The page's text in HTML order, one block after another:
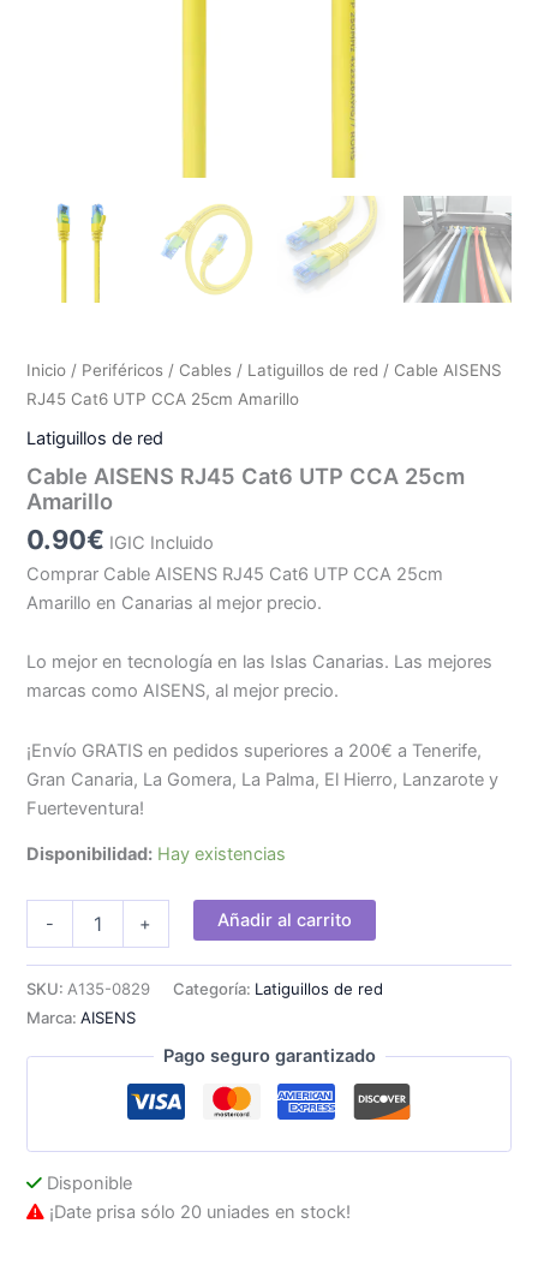
Inicio / Periféricos / Cables / Latiguillos de red / Cable AISENS
RJ45 Cat6 UTP CCA 25cm Amarillo
Latiguillos de red
Cable AISENS RJ45 Cat6 UTP CCA 25cm
Amarillo
0.90€ IGIC Incluido
Comprar Cable AISENS RJ45 Cat6 UTP CCA 25cm
Amarillo en Canarias al mejor precio.
Lo mejor en tecnología en las Islas Canarias. Las mejores
marcas como AISENS, al mejor precio.
¡Envío GRATIS en pedidos superiores a 200€ a Tenerife,
Gran Canaria, La Gomera, La Palma, El Hierro, Lanzarote y
Fuerteventura!
Disponibilidad: Hay existencias
-
Cat6
CCA
25cm
+ Añadir al carrito
SKU: A135-0829 Categoría: Latiguillos de red
Marca:AISENS
Pago seguro garantizado
Disponible
¡Date prisa sólo 20 uniades en stock!